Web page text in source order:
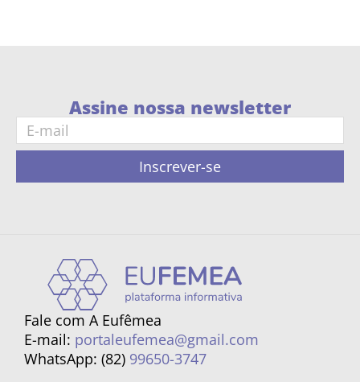
Assine nossa newsletter
Inscrever-se
Fale com A Eufêmea
E-mail: portaleufemea@gmail.com
WhatsApp: (82) 99650-3747